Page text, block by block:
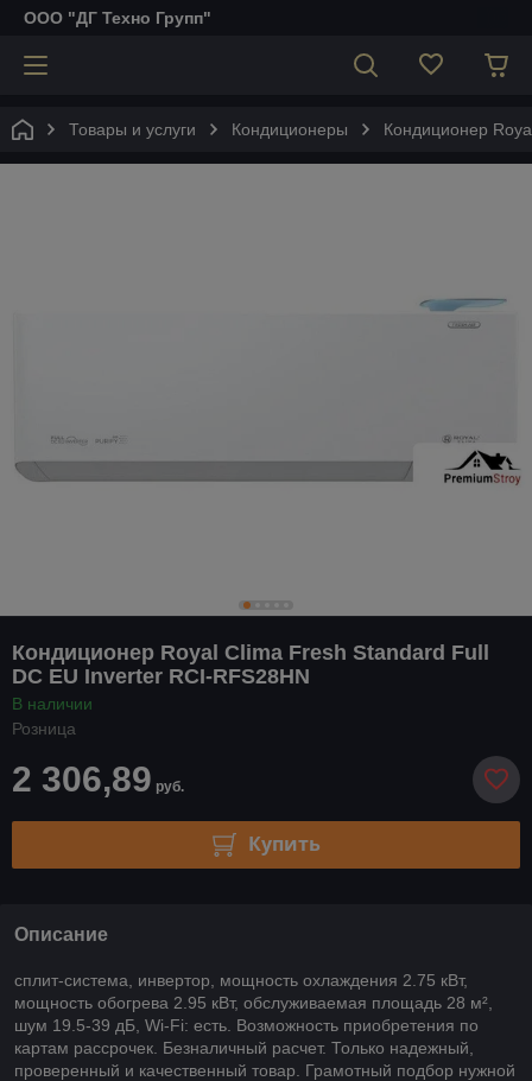
ООО "ДГ Техно Групп"
Товары и услуги Кондиционеры Кондиционер
Кондиционер Royal Clima Fresh Standard Full
DC EU Inverter RCI-RFS28HN
В наличии
Розница
2 306,89 руб.
Купить
Описание
сплит-система, инвертор, мощность охлаждения 2.75 кВт,
мощность обогрева 2.95 кВт, обслуживаемая площадь 28 м²,
шум 19.5-39 дБ, Wi-Fi: есть. Возможность приобретения по
картам рассрочек. Безналичный расчет. Только надежный,
проверенный и качественный товар. Грамотный подбор нужной